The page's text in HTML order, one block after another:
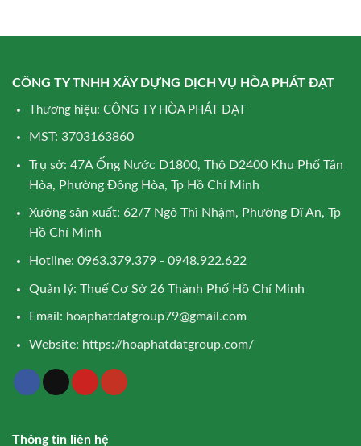
CÔNG TY TNHH XÂY DỰNG DỊCH VỤ HÒA PHÁT ĐẠT
Thương hiệu: CÔNG TY HÒA PHÁT ĐẠT
MST: 3703163860
Trụ sở: 47A Ống Nước D1800, Thô D2400 Khu Phố Tân
Hòa, Phường Đông Hòa, Tp Hồ Chí Minh
Xưởng sản xuất: 62/7 Ngô Thì Nhậm, Phường Dĩ An, Tp
Hồ Chí Minh
Hotline: 0963.379.379 - 0948.922.622
Quản lý: Thuế Cơ Sở 26 Thành Phố Hồ Chí Minh
Email: hoaphatdatgroup79@gmail.com
Website: https://hoaphatdatgroup.com/
Thông tin liên hệ